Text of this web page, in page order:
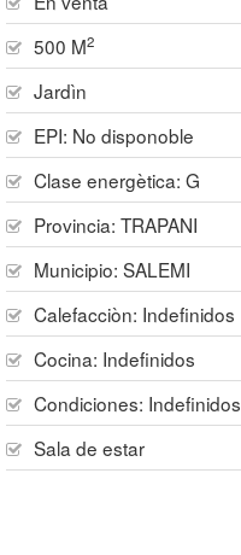
500 M2
Jardìn
EPI: No disponoble
Clase energètica: G
Provincia: TRAPANI
Municipio: SALEMI
Calefacciòn: Indefinidos
Cocina: Indefinidos
Condiciones: Indefinidos
Sala de estar